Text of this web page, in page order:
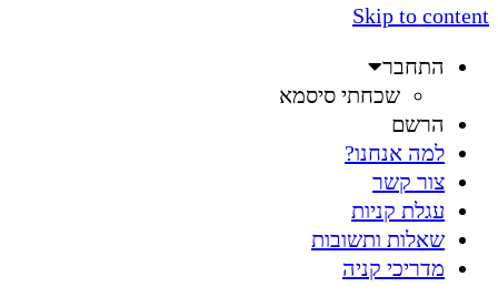
Skip to content
התחבר
שכחתי סיסמא
הרשם
למה אנחנו?
צור קשר
עגלת קניות
שאלות ותשובות
מדריכי קניה